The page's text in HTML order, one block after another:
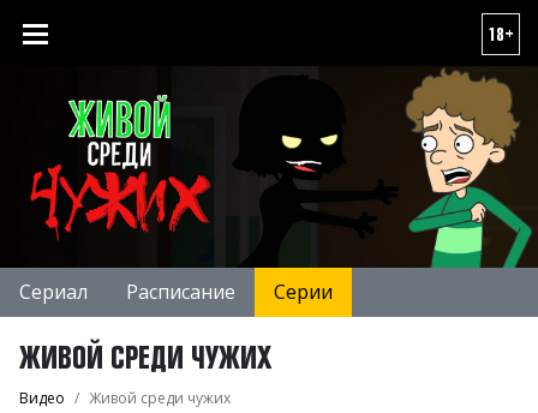
18+
Сериал Расписание Серии
ЖИВОЙ СРЕДИ ЧУЖИХ
Видео Живой среди чужих